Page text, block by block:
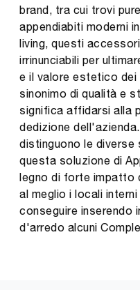
brand, tra cui trovi
appendiabiti moderni
living, questi
irrinunciabili per
e il valore estetico dei
sinonimo di qualità e
significa affidarsi alla
dedizione
distinguono le diverse
questa soluzione di
legno di forte impatto
al meglio i locali
conseguire inserendo
d'arredo alcuni